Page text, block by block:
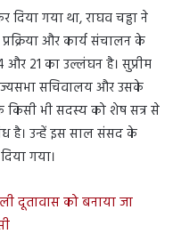
गया था, राघव चड्ढा ने
और कार्य संचालन के
21 का उल्लंघन है। सुप्रीम
सचिवालय और उसके
किसी भी सदस्य को शेष सत्र से
है। उन्हें इस साल संसद के
गया।
दूतावास को बनाया जा